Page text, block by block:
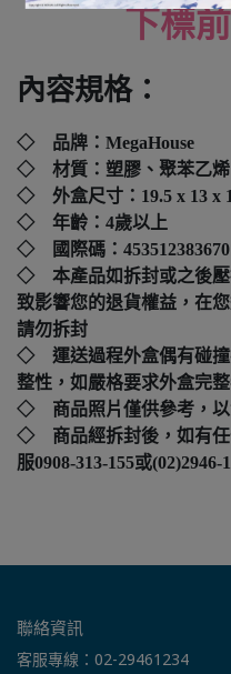
下標
內容規格：
◇ 品牌：MegaHouse
◇ 材質：塑膠、聚苯乙烯
◇ 外盒尺寸： 19.5 x 13 x
◇ 年齡：4歲以上
◇ 國際碼：
◇ 本產品如拆封或之後壓
致影響您的退貨權益，在
請勿拆封
◇ 運送過程外盒偶有碰撞
整性，如嚴格要求外盒完
◇ 商品照片僅供參考，以
◇ 商品經拆封後，如有任
服0908-313-155或
聯絡資訊
客服專線：02-29461234